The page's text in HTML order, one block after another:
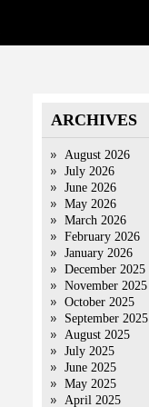
ARCHIVES
August 2026
July 2026
June 2026
May 2026
March 2026
February 2026
January 2026
December 2025
November 2025
October 2025
September 2025
August 2025
July 2025
June 2025
May 2025
April 2025